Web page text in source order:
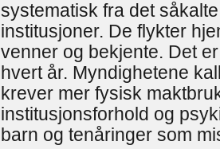
systematisk fra det
institusjoner. De flykter
venner og bekjente. Det
hvert år. Myndighetene
krever mer fysisk
institusjonsforhold og
barn og tenåringer som